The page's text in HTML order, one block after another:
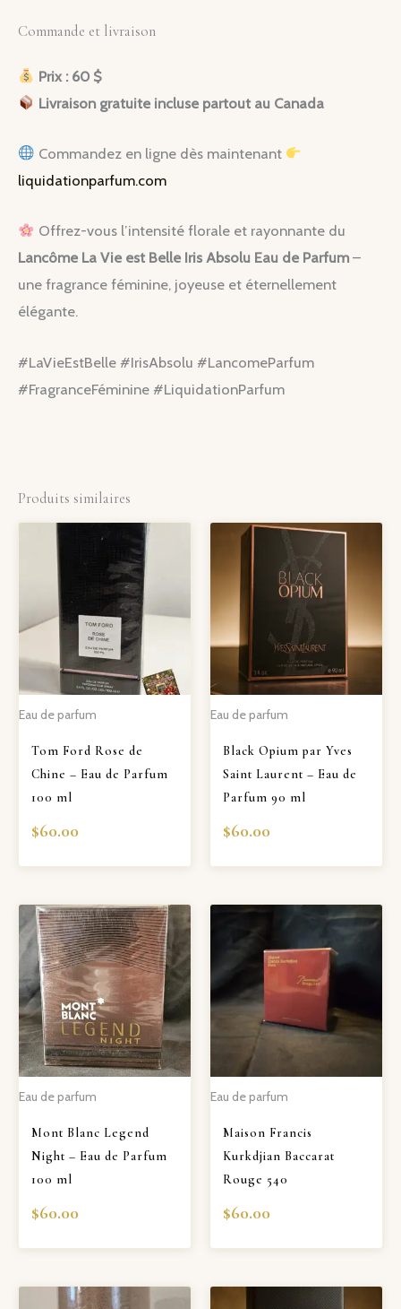
Commande et livraison
Prix : 60 $
Livraison gratuite incluse partout au Canada
Commandez en ligne dès maintenant
liquidationparfum.com
Offrez-vous l’intensité florale et rayonnante du
Lancôme La Vie est Belle Iris Absolu Eau de Parfum –
une fragrance féminine, joyeuse et éternellement
élégante.
#LaVieEstBelle #IrisAbsolu #LancomeParfum
#FragranceFéminine #LiquidationParfum
Produits similaires
Eau de parfum
Tom Ford Rose de
Chine – Eau de Parfum
100 ml
$60.00
Eau de parfum
Black Opium par Yves
Saint Laurent – Eau de
Parfum 90 ml
$60.00
Eau de parfum
Mont Blanc Legend
Night – Eau de Parfum
100 ml
$60.00
Eau de parfum
Maison Francis
Kurkdjian Baccarat
Rouge 540
$60.00